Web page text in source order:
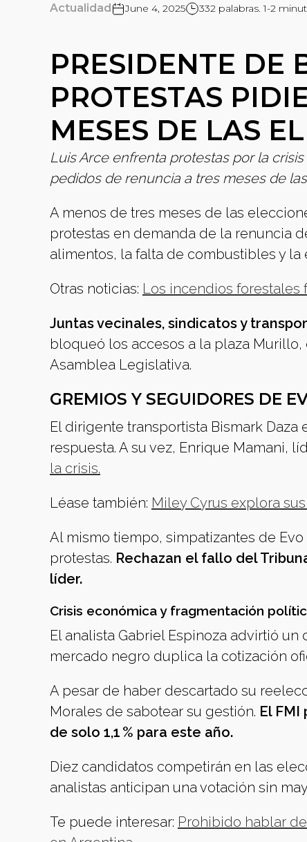
Actualidad June 4, 2025 332 palabras. 1-2
PRESIDENTE DE
PROTESTAS
MESES DE LAS
Luis Arce enfrenta protestas por la
pedidos de renuncia a tres meses de
A menos de tres meses de las
protestas en demanda de la renuncia
alimentos, la falta de combustibles y la
Otras noticias: Los incendios forestales
Juntas vecinales, sindicatos y
bloqueó los accesos a la plaza
Asamblea Legislativa.
GREMIOS Y SEGUIDORES DE
El dirigente transportista Bismark
respuesta. A su vez, Enrique Mamani,
la crisis.
Léase también: Miley Cyrus explora
Al mismo tiempo, simpatizantes de
protestas. Rechazan el fallo del
líder.
Crisis económica y fragmentación
El analista Gabriel Espinoza advirtió
mercado negro duplica la cotización
A pesar de haber descartado su
Morales de sabotear su gestión. El
de solo 1,1 % para este año.
Diez candidatos competirán en las
analistas anticipan una votación sin
Te puede interesar: Prohibido hablar